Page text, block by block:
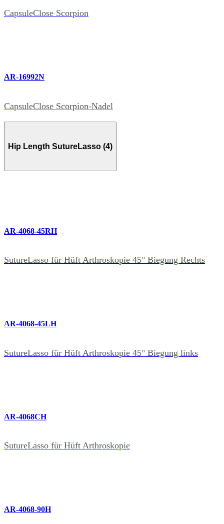
CapsuleClose Scorpion
AR-16992N
CapsuleClose Scorpion-Nadel
Hip Length SutureLasso (4)
AR-4068-45RH
SutureLasso für Hüft Arthroskopie 45° Biegung Rechts
AR-4068-45LH
SutureLasso für Hüft Arthroskopie 45° Biegung links
AR-4068CH
SutureLasso für Hüft Arthroskopie
AR-4068-90H